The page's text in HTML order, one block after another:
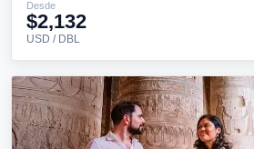
Desde
$2,132
USD / DBL